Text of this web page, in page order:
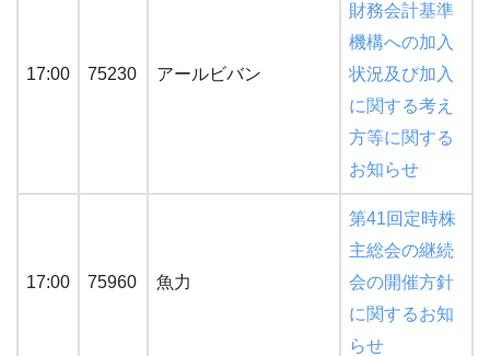
17:00 75230 アールビバン
財務会計基準
機構への加入
状況及び加入
に関する考え
方等に関する
お知らせ
17:00 75960 魚力
第41回定時株
主総会の継続
会の開催方針
に関するお知
らせ